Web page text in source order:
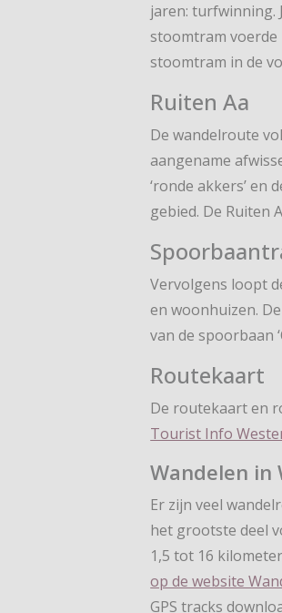
jaren: turfwinning.
stoomtram voerde
stoomtram in de
Ruiten Aa
De wandelroute
aangename
‘ronde akkers’ en
gebied. De Ruiten
Vervolgens loopt
en woonhuizen.
van de spoorbaan
Routekaart
De routekaart en
Tourist Info
Wandelen in
Er zijn veel
het grootste deel
1,5 tot 16
op de website
GPS tracks